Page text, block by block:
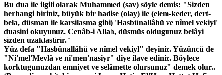
Bu dua ile ilgili olarak Muhammed (sav) söyle demis: "Sizden
herhangi biriniz, büyük bir hadise (olay) ile (elem-keder, dert-
bela, düsman ile karsilasma gibi) 'Hasbünallâhü ve nîmel vekiyl'
duasini okuyunuz. Cenâb-i Allah, düsmüs oldugunuz belâyi
sizden uzaklastirir."
Yüz defa "Hasbünallâhü ve nîmel vekiyl" deyiniz. Yüzüncü de
"Ni'mel'Mevlâ ve ni'men'nasiyr" diye ilave ediniz. Böylece
korktugunuzdan emniyet ve selâmette olursunuz" demek olur..